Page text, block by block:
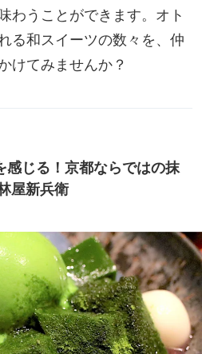
わうことができます。オト
る和スイーツの数々を、仲
けてみませんか？
感じる！京都ならではの抹
屋新兵衛